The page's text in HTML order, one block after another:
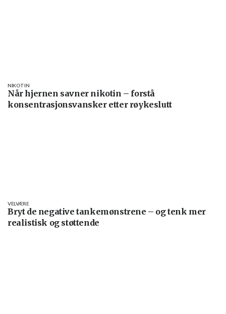
Når hjernen savner nikotin – forstå
konsentrasjonsvansker etter røykeslutt
NIKOTIN
Bryt de negative tankemønstrene – og tenk mer
realistisk og støttende
VELVÆRE